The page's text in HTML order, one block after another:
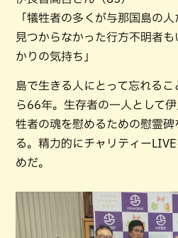
「犠牲者の多くが与那国島の
見つからなかった行方不明者
かりの気持ち」
島で生きる人にとって忘れる
ら66年。生存者の一人として
牲者の魂を慰めるための慰霊
る。精力的にチャリティー
めだ。